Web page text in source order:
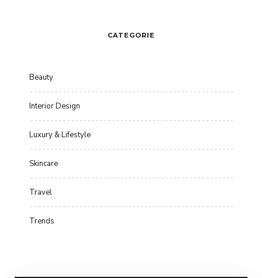
CATEGORIE
Beauty
Interior Design
Luxury & Lifestyle
Skincare
Travel
Trends